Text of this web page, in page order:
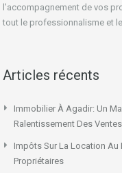
l’accompagnement de vos
tout le professionnalisme et
Articles récents
Immobilier À Agadir: Un
Ralentissement Des Ventes
Impôts Sur La Location Au
Propriétaires